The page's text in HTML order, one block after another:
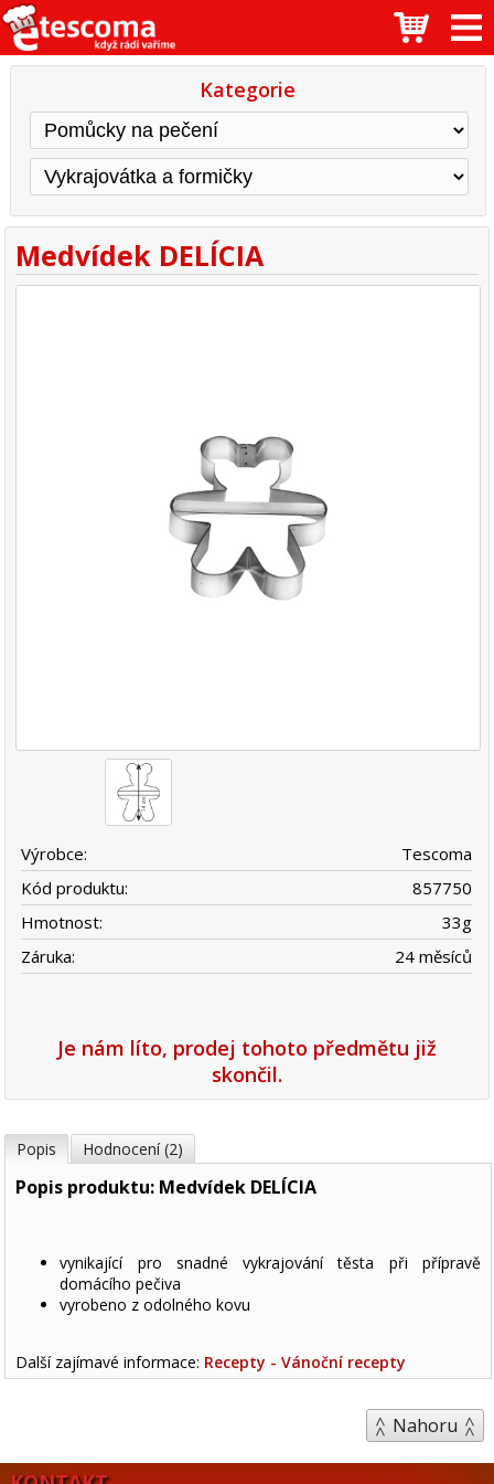
Kategorie
Medvídek DELÍCIA
Výrobce:
Tescoma
Kód produktu:
857750
Hmotnost:
33g
Záruka:
24 měsíců
Je nám líto, prodej tohoto předmětu již
skončil.
Popis Hodnocení (2)
Popis produktu: Medvídek DELÍCIA
vynikající pro snadné vykrajování těsta při přípravě
domácího pečiva
vyrobeno z odolného kovu
Další zajímavé informace: Recepty - Vánoční recepty
Nahoru